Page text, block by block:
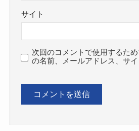
サイト
次回のコメントで使用するた
の名前、メールアドレス、サイ